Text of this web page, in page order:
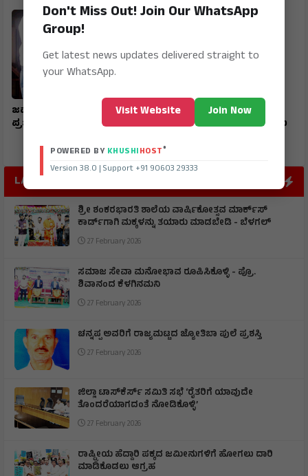
ಜವಾಹರ ನವೋದಯ ವಿದ್ಯಾರ್ಥಿ
ಪ್ರಜ್ವಲ್ ರಾಜ್ಯಕ್ಕೆ ಪ್ರಥಮ
ಮುದಗಲ್ ಪಿಎಸ್‌ಐ ಸೇರಿ
ಪೊಲೀಸರ ಅಮಾನತ್ತು ಮಾಡಲು
LATEST POST
ಶ್ರೀ ಶಂಕರಭಾರತಿ ಶಾಲೆಯ ವಾರ್ಷಿಕೋತ್ಸವ ಮಾರ್ಕ್‌ಸ್‌
ಕಾರ್ಡ್‌ಗಾಗಿ ಮಕ್ಕಳನ್ನು ತಯಾರು ಮಾಡಬೇಡಿ - ಬೆಳಗಲ್
27 February 2026
ಸಮಾಜ ಸೇವಾ ಮನೋಭಾವ ರೂಪಿಸಿಕೊಳ್ಳಿ - ಪ್ರೊ.
ಶಿವಾನಂದ ಕೆಳಗಿನಮನಿ
27 February 2026
ಚನ್ನಪ್ಪ ಅವರಿಗೆ ರಾಜ್ಯಮಟ್ಟದ ಜ್ಯೋತಿಬಾ ಪುಲೆ ಪ್ರಶಸ್ತಿ
27 February 2026
ಜಿಲ್ಲಾ ಟಾಸ್‌‌ಕೆರ್ಸ್ ಸಮಿತಿ ಸಭೆ ‘ರೈತರಿಗೆ ಯಾವುದೇ
ತೊಂದರೆಯಾಗದಂತೆ ನೋಡಿಕೊಳ್ಳಿ’
27 February 2026
ರಾಷ್ಟ್ರೀಯ ಹೆದ್ದಾರಿ ಪಕ್ಕದ ಜಮೀನುಗಳಿಗೆ ಹೋಗಲು ದಾರಿ
ಮಾಡಿಕೊಡಲು ಆಗ್ರಹ
Don't Miss Out! Join Our WhatsApp
Group!
Get latest news updates delivered straight to
your WhatsApp.
Visit Website Join Now
POWERED BY KHUSHIHOST®
Version 38.0 | Support +91 90603 29333